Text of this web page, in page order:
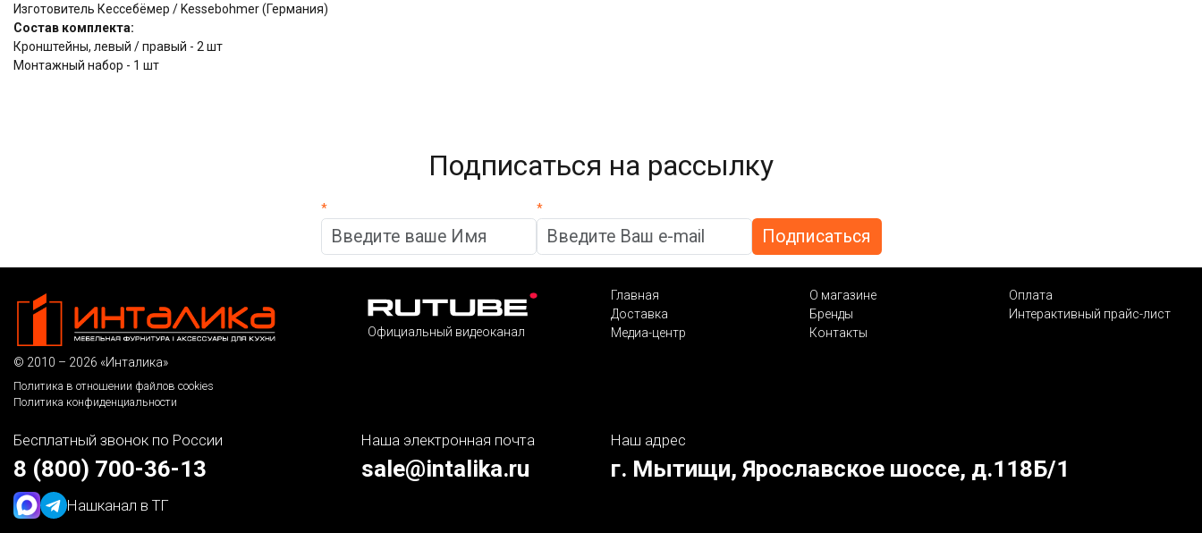
Изготовитель Кессебёмер / Kessebohmer (Германия)
Состав комплекта:
Кронштейны, левый / правый - 2 шт
Монтажный набор - 1 шт
Подписаться на рассылку
* *
© 2010 – 2026 «Инталика»
Политика в отношении файлов cookies
Политика конфиденциальности
Официальный видеоканал
Главная О магазине
Оплата
Доставка
Бренды
Интерактивный прайс-лист
Медиа-центр
Контакты
Бесплатный звонок по России
8 (800) 700-36-13
Нашканал в ТГ
Наша электронная почта
sale@intalika.ru
Наш адрес
г. Мытищи, Ярославское шоссе, д.118Б/1